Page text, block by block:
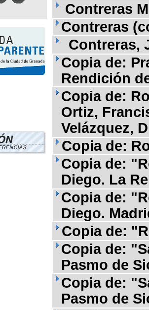
Contreras
Contreras
Contreras,
Copia de:
Rendición
Copia de:
Ortiz,
Velázquez,
Copia de:
Copia de:
Diego. La
Copia de:
Diego.
Copia de:
Copia de:
Pasmo de
Copia de:
Pasmo de